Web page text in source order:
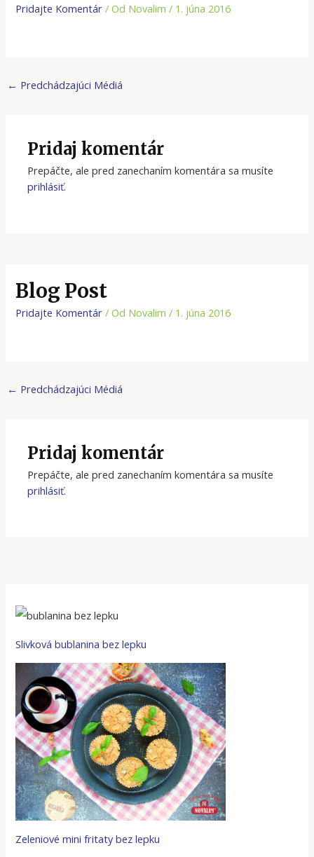
Pridajte Komentár / Od Novalim/ 1. júna 2016
← Predchádzajúci Médiá
Pridaj komentár
Prepáčte, ale pred zanechaním komentára sa musíte
prihlásiť.
Blog Post
Pridajte Komentár / Od Novalim/ 1. júna 2016
← Predchádzajúci Médiá
Pridaj komentár
Prepáčte, ale pred zanechaním komentára sa musíte
prihlásiť.
Slivková bublanina bez lepku
Zeleniové mini fritaty bez lepku